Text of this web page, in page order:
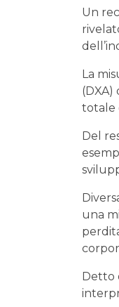
Un
La
(DXA)
totale
Del
una
Detto